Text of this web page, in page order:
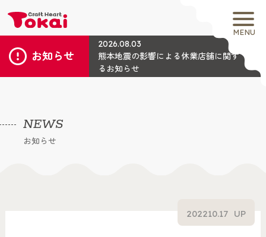
MENU
お知らせ
2026.08.03
熊本地震の影響による休業店舗に関す
るお知らせ
NEWS
お知らせ
202210.17 UP